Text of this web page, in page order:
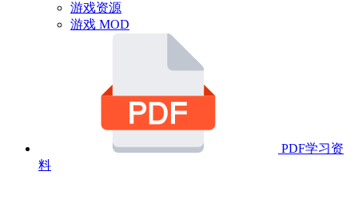
游戏资源
游戏 MOD
PDF学习资
料